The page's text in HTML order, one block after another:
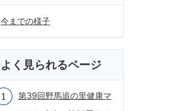
今までの様子
よく見られるページ
第39回野馬追の里健康マ